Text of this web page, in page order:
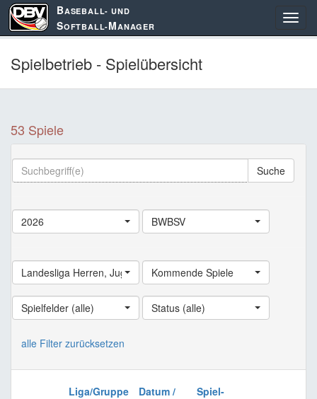
BASEBALL- UND
SOFTBALL-MANAGER
Spielbetrieb - Spielübersicht
53 Spiele
Suche
2026 BWBSV
Landesliga Herren, Jugend Landesliga,Schüler Landesliga
Kommende Spiele
Spielfelder (alle) Status (alle)
alle Filter zurücksetzen
Liga/Gruppe
Datum /
Spiel-